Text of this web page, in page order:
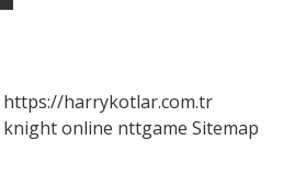
https://harrykotlar.com.tr
knight online nttgame Sitemap